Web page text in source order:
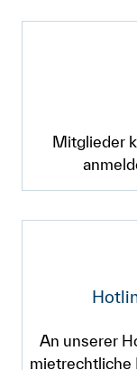
Mitglieder
An unserer
mietrechtliche